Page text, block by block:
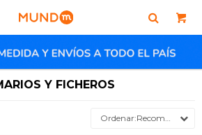
Y FICHEROS
Recomendados